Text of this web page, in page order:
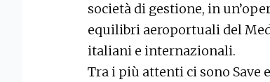
società di gestione, in
equilibri aeroportuali del
italiani e internazionali.
Tra i più attenti ci sono Save